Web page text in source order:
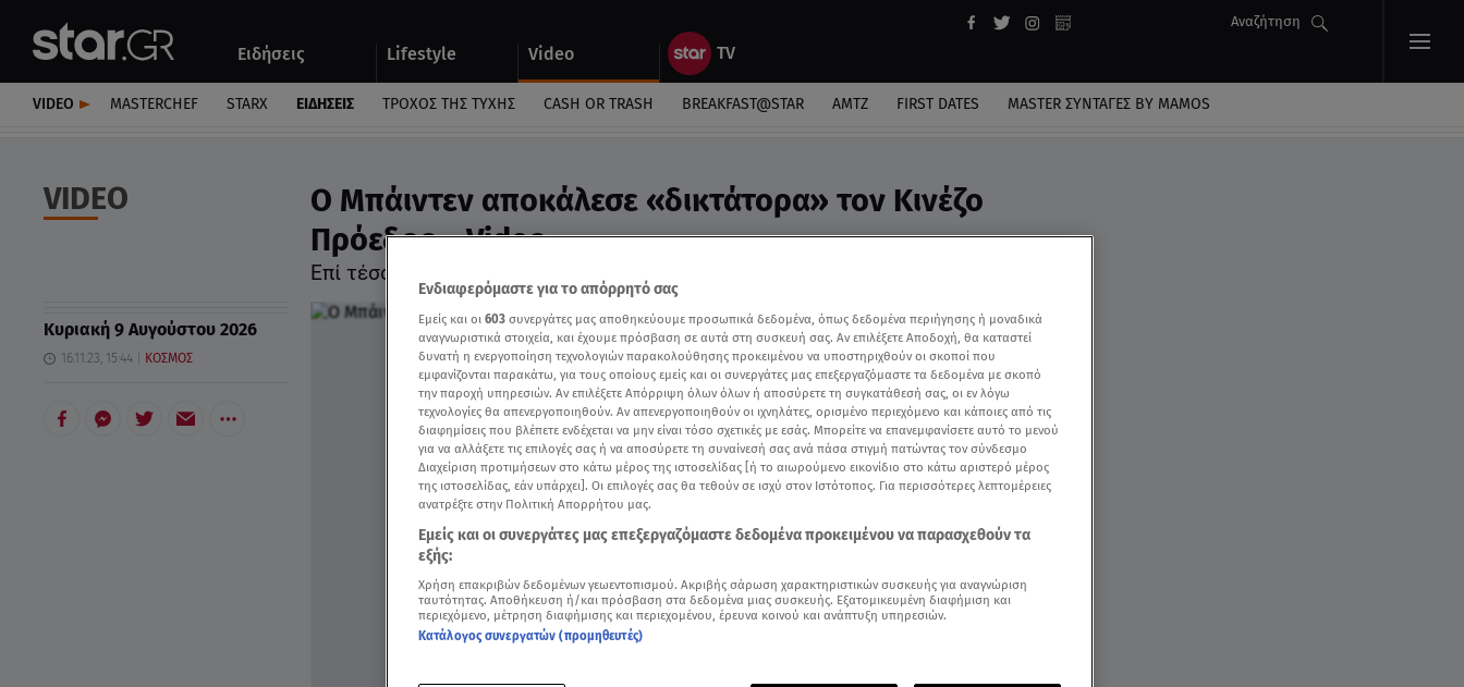
Ειδήσεις Lifestyle Video
Αναζήτηση
Αυτοκίνητο
VIDEO MASTERCHEF STARX ΕΙΔΉΣΕΙΣ ΤΡΟΧΌΣ ΤΗΣ ΤΎΧΗΣ CASH OR TRASH BREAKFAST@STAR ΑΜΤΖ FIRST DATES MASTER ΣΥΝΤΑΓΈΣ BY MAMOS
VIDEO
Ο Μπάιντεν αποκάλεσε «δικτάτορα» τον Κινέζο
Πρόεδρο - Video
Επί τέσσερις ώρες συνομιλούσαν Μπάιντεν- Σι Τζινπίνγκ
Κυριακή 9 Αυγούστου 2026
16.11.23, 15:44 ΚΟΣΜΟΣ
Ενδιαφερόμαστε για το απόρρητό σας
Εμείς και οι 603 συνεργάτες μας αποθηκεύουμε προσωπικά δεδομένα, όπως δεδομένα περιήγησης ή μοναδικά
αναγνωριστικά στοιχεία, και έχουμε πρόσβαση σε αυτά στη συσκευή σας. Αν επιλέξετε Αποδοχή, θα καταστεί
δυνατή η ενεργοποίηση τεχνολογιών παρακολούθησης προκειμένου να υποστηριχθούν οι σκοποί που
εμφανίζονται παρακάτω, για τους οποίους εμείς και οι συνεργάτες μας επεξεργαζόμαστε τα δεδομένα με σκοπό
την παροχή υπηρεσιών. Αν επιλέξετε Απόρριψη όλων όλων ή αποσύρετε τη συγκατάθεσή σας, οι εν λόγω
τεχνολογίες θα απενεργοποιηθούν. Αν απενεργοποιηθούν οι ιχνηλάτες, ορισμένο περιεχόμενο και κάποιες από τις
διαφημίσεις που βλέπετε ενδέχεται να μην είναι τόσο σχετικές με εσάς. Μπορείτε να επανεμφανίσετε αυτό το μενού
για να αλλάξετε τις επιλογές σας ή να αποσύρετε τη συναίνεσή σας ανά πάσα στιγμή πατώντας τον σύνδεσμο
Διαχείριση προτιμήσεων στο κάτω μέρος της ιστοσελίδας [ή το αιωρούμενο εικονίδιο στο κάτω αριστερό μέρος
της ιστοσελίδας, εάν υπάρχει]. Οι επιλογές σας θα τεθούν σε ισχύ στον Ιστότοπος. Για περισσότερες λεπτομέρειες
ανατρέξτε στην Πολιτική Απορρήτου μας.
Εμείς και οι συνεργάτες μας επεξεργαζόμαστε δεδομένα προκειμένου να παρασχεθούν τα
εξής:
Χρήση επακριβών δεδομένων γεωεντοπισμού. Ακριβής σάρωση χαρακτηριστικών συσκευής για αναγνώριση
ταυτότητας. Αποθήκευση ή/και πρόσβαση στα δεδομένα μιας συσκευής. Εξατομικευμένη διαφήμιση και
περιεχόμενο, μέτρηση διαφήμισης και περιεχομένου, έρευνα κοινού και ανάπτυξη υπηρεσιών.
Κατάλογος συνεργατών (προμηθευτές)